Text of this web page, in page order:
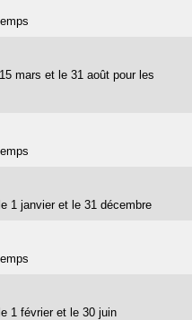
mars et le 31 août pour les
1 janvier et le 31 décembre
1 février et le 30 juin